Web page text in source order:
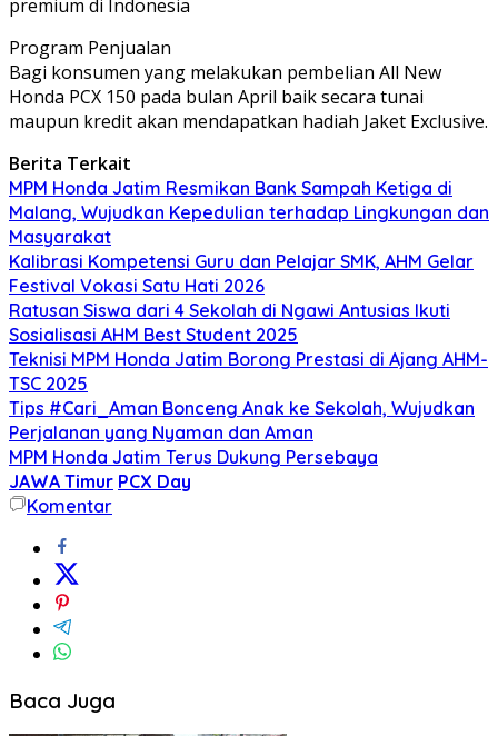
premium di Indonesia
Program Penjualan
Bagi konsumen yang melakukan pembelian All New
Honda PCX 150 pada bulan April baik secara tunai
maupun kredit akan mendapatkan hadiah Jaket Exclusive.
Berita Terkait
MPM Honda Jatim Resmikan Bank Sampah Ketiga di
Malang, Wujudkan Kepedulian terhadap Lingkungan dan
Masyarakat
Kalibrasi Kompetensi Guru dan Pelajar SMK, AHM Gelar
Festival Vokasi Satu Hati 2026
Ratusan Siswa dari 4 Sekolah di Ngawi Antusias Ikuti
Sosialisasi AHM Best Student 2025
Teknisi MPM Honda Jatim Borong Prestasi di Ajang AHM-
TSC 2025
Tips #Cari_Aman Bonceng Anak ke Sekolah, Wujudkan
Perjalanan yang Nyaman dan Aman
MPM Honda Jatim Terus Dukung Persebaya
JAWA Timur PCX Day
Komentar
Baca Juga